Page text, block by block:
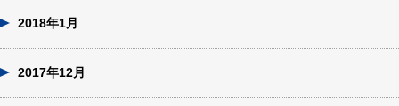
2018年1月
2017年12月